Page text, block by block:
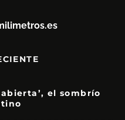
el sombrío